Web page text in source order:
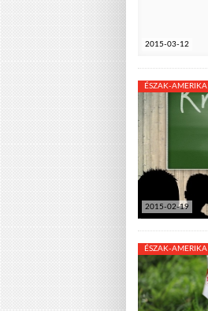
2015-03-12
2015-02-19
ÉSZAK-AMERIKA
ÉSZAK-AMERIKA